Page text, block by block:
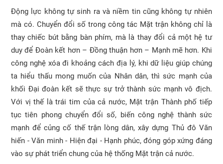
Động lực không tự sinh ra và niềm tin cũng không tự nhiên
mà có. Chuyển đổi số trong công tác Mặt trận không chỉ là
thay chiếc bút bằng bàn phím, mà là thay đổi cả một hệ tư
duy để Đoàn kết hơn – Đồng thuận hơn – Mạnh mẽ hơn. Khi
công nghệ xóa đi khoảng cách địa lý, khi dữ liệu giúp chúng
ta hiểu thấu mong muốn của Nhân dân, thì sức mạnh của
khối Đại đoàn kết sẽ thực sự trở thành sức mạnh vô địch.
Với vị thế là trái tim của cả nước, Mặt trận Thành phố tiếp
tục tiên phong chuyển đổi số, biến công nghệ thành sức
mạnh để củng cố thế trận lòng dân, xây dựng Thủ đô Văn
hiến - Văn minh - Hiện đại - Hạnh phúc, đóng góp xứng đáng
vào sự phát triển chung của hệ thống Mặt trận cả nước.